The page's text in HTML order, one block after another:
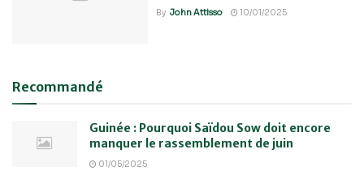
By John Attisso 10/01/2025
Recommandé
Guinée : Pourquoi Saïdou Sow doit encore
manquer le rassemblement de juin
01/05/2025